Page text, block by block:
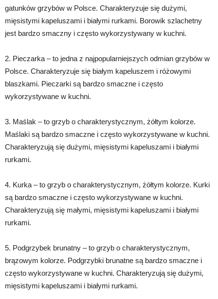
gatunków grzybów w Polsce. Charakteryzuje się dużymi,
mięsistymi kapeluszami i białymi rurkami. Borowik szlachetny
jest bardzo smaczny i często wykorzystywany w kuchni.
2. Pieczarka – to jedna z najpopularniejszych odmian grzybów w
Polsce. Charakteryzuje się białym kapeluszem i różowymi
blaszkami. Pieczarki są bardzo smaczne i często
wykorzystywane w kuchni.
3. Maślak – to grzyb o charakterystycznym, żółtym kolorze.
Maślaki są bardzo smaczne i często wykorzystywane w kuchni.
Charakteryzują się dużymi, mięsistymi kapeluszami i białymi
rurkami.
4. Kurka – to grzyb o charakterystycznym, żółtym kolorze. Kurki
są bardzo smaczne i często wykorzystywane w kuchni.
Charakteryzują się małymi, mięsistymi kapeluszami i białymi
rurkami.
5. Podgrzybek brunatny – to grzyb o charakterystycznym,
brązowym kolorze. Podgrzybki brunatne są bardzo smaczne i
często wykorzystywane w kuchni. Charakteryzują się dużymi,
mięsistymi kapeluszami i białymi rurkami.